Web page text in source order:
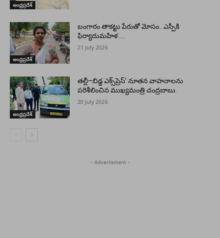
ఆంధ్రప్రదేశ్
ఆంధ్రప్రదేశ్
బంగారం తాకట్టు పేరుతో మోసం.. ఎస్పీకి
ఫిర్యాదుమహిళ…..
21 July 2026
ఆంధ్రప్రదేశ్
తల్లీ–బిడ్డ ఎక్స్‌ప్రెస్’ నూతన వాహనాలను
పరిశీలించిన ముఖ్యమంత్రి చంద్రబాబు.
20 July 2026
- Advertisment -